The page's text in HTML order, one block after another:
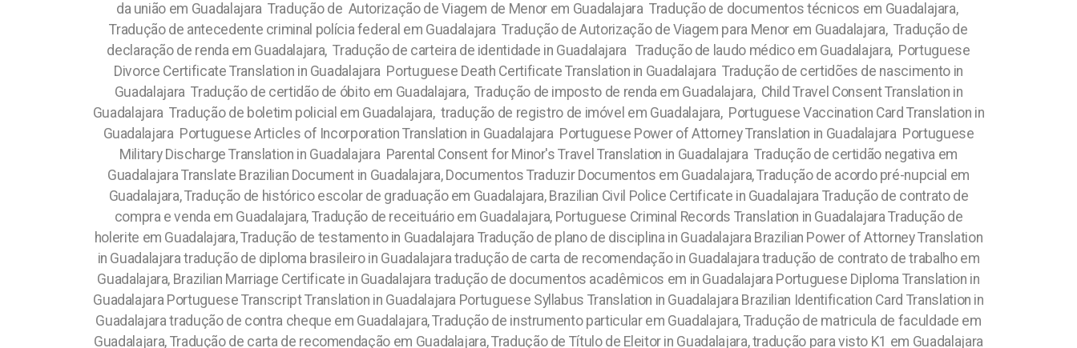
da união em Guadalajara Tradução de Autorização de Viagem de Menor em Guadalajara Tradução de documentos técnicos em Guadalajara,
Tradução de antecedente criminal polícia federal em Guadalajara Tradução de Autorização de Viagem para Menor em Guadalajara, Tradução de
declaração de renda em Guadalajara, Tradução de carteira de identidade in Guadalajara Tradução de laudo médico em Guadalajara, Portuguese
Divorce Certificate Translation in Guadalajara Portuguese Death Certificate Translation in Guadalajara Tradução de certidões de nascimento in
Guadalajara Tradução de certidão de óbito em Guadalajara, Tradução de imposto de renda em Guadalajara, Child Travel Consent Translation in
Guadalajara Tradução de boletim policial em Guadalajara, tradução de registro de imóvel em Guadalajara, Portuguese Vaccination Card Translation in
Guadalajara Portuguese Articles of Incorporation Translation in Guadalajara Portuguese Power of Attorney Translation in Guadalajara Portuguese
Military Discharge Translation in Guadalajara Parental Consent for Minor's Travel Translation in Guadalajara Tradução de certidão negativa em
GuadalajaraTranslate Brazilian Document in Guadalajara, Documentos Traduzir Documentos em Guadalajara, Tradução de acordo pré-nupcial em
Guadalajara, Tradução de histórico escolar de graduação em Guadalajara, Brazilian Civil Police Certificate in Guadalajara Tradução de contrato de
compra e venda em Guadalajara, Tradução de receituário em Guadalajara, Portuguese Criminal Records Translation in Guadalajara Tradução de
holerite em Guadalajara, Tradução de testamento in Guadalajara Tradução de plano de disciplina in Guadalajara Brazilian Power of Attorney Translation
in Guadalajara tradução de diploma brasileiro in Guadalajara tradução de carta de recomendação in Guadalajara tradução de contrato de trabalho em
Guadalajara, Brazilian Marriage Certificate in Guadalajara tradução de documentos acadêmicos em in Guadalajara Portuguese Diploma Translation in
Guadalajara Portuguese Transcript Translation in Guadalajara Portuguese Syllabus Translation in Guadalajara Brazilian Identification Card Translation in
Guadalajara tradução de contra cheque em Guadalajara, Tradução de instrumento particular em Guadalajara, Tradução de matricula de faculdade em
Guadalajara, Tradução de carta de recomendação em Guadalajara, Tradução de Título de Eleitor in Guadalajara, tradução para visto K1 em Guadalajara